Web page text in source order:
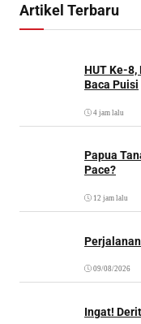
Artikel Terbaru
HUT Ke-8,
Baca Puisi
4 jam lalu
Papua
Pace?
12 jam lalu
09/08/2026
Ingat!